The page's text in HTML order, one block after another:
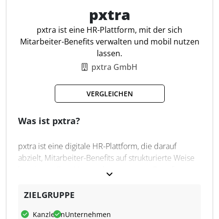
die Umsetzung steuerfreier Leistungen für
Steuerfachleute effizient macht.
Multi Benefit Module
Wiederaufladbar
Kein Dispo möglich
Einfache Verwaltung
pxtra
pxtra ist eine HR-Plattform, mit der sich
Mitarbeiter-Benefits verwalten und mobil nutzen
lassen.
pxtra GmbH
VERGLEICHEN
Was ist pxtra?
pxtra ist eine digitale HR-Plattform, die darauf
abzielt, Mitarbeiter-Benefits auf strukturierte Weise
Mitarbeitenden und verwalten Zusatzleistungen
über eine mobile App auf ihre Benefits zugreifen.
ZIELGRUPPE
KanzleienUnternehmen